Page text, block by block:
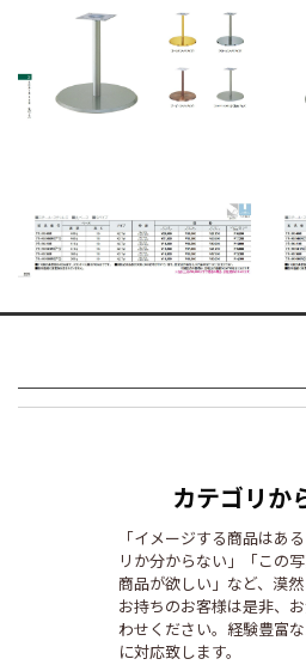
カテゴリか
「イメージする商品はあ
リか分からない」「この
商品が欲しい」など、漠
お持ちのお客様は是非、
わせください。経験豊富
に対応致します。